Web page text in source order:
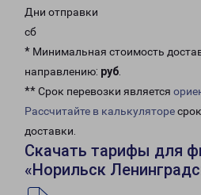
Дни отправки
сб
* Минимальная стоимость
направлению: руб.
** Срок перевозки является
Рассчитайте в калькуляторе
доставки.
Скачать тарифы для
«Норильск